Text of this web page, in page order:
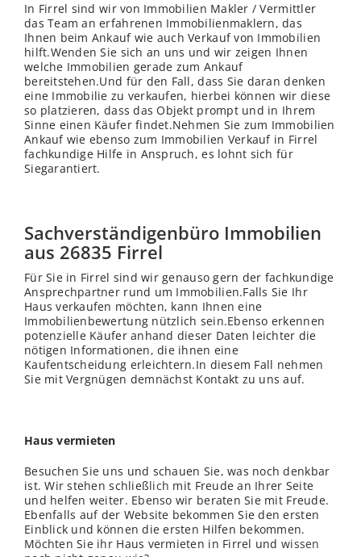
In Firrel sind wir von Immobilien Makler / Vermittler
das Team an erfahrenen Immobilienmaklern, das
Ihnen beim Ankauf wie auch Verkauf von Immobilien
hilft.Wenden Sie sich an uns und wir zeigen Ihnen
welche Immobilien gerade zum Ankauf
bereitstehen.Und für den Fall, dass Sie daran denken
eine Immobilie zu verkaufen, hierbei können wir diese
so platzieren, dass das Objekt prompt und in Ihrem
Sinne einen Käufer findet.Nehmen Sie zum Immobilien
Ankauf wie ebenso zum Immobilien Verkauf in Firrel
fachkundige Hilfe in Anspruch, es lohnt sich für
Siegarantiert.
Sachverständigenbüro Immobilien
aus 26835 Firrel
Für Sie in Firrel sind wir genauso gern der fachkundige
Ansprechpartner rund um Immobilien.Falls Sie Ihr
Haus verkaufen möchten, kann Ihnen eine
Immobilienbewertung nützlich sein.Ebenso erkennen
potenzielle Käufer anhand dieser Daten leichter die
nötigen Informationen, die ihnen eine
Kaufentscheidung erleichtern.In diesem Fall nehmen
Sie mit Vergnügen demnächst Kontakt zu uns auf.
Haus vermieten
Besuchen Sie uns und schauen Sie, was noch denkbar
ist. Wir stehen schließlich mit Freude an Ihrer Seite
und helfen weiter. Ebenso wir beraten Sie mit Freude.
Ebenfalls auf der Website bekommen Sie den ersten
Einblick und können die ersten Hilfen bekommen.
Möchten Sie ihr Haus vermieten in Firrel und wissen